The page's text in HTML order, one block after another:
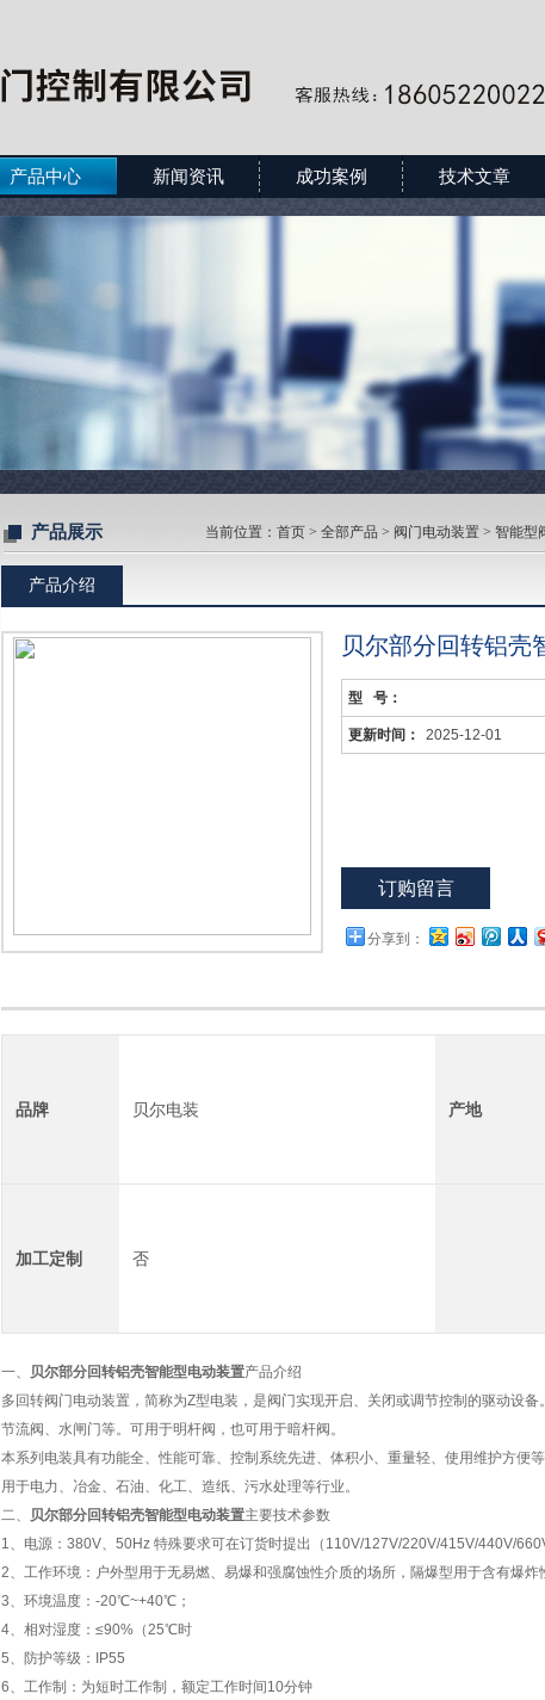
产品中心 新闻资讯 成功案例 技术文章
产品展示 当前位置： 首页 > 全部产品 > 阀门电动装置 > 智能型
产品介绍
贝尔部分回转铝壳
型 号：
更新时间： 2025-12-01
订购留言
分享到：
品牌 贝尔电装 产地
加工定制 否
一、 贝尔部分回转铝壳智能型电动装置产品介绍
多回转阀门电动装置，简称为Z型电装，是阀门实现开启、关闭或调节控制的驱动设备
节流阀、水闸门等。可用于明杆阀，也可用于暗杆阀。
本系列电装具有功能全、性能可靠、控制系统先进、体积小、重量轻、使用维护方便
用于电力、冶金、石油、化工、造纸、污水处理等行业。
二、
贝尔部分回转铝壳智能型电动装置主要技术参数
1、电源：380V、50Hz 特殊要求可在订货时提出（110V/127V/220V/415V/440V/
2、工作环境：户外型用于无易燃、易爆和强腐蚀性介质的场所，隔爆型用于含有爆炸
3、环境温度：-20℃~+40℃；
4、相对湿度：≤90%（25℃时
5、防护等级：IP55
6、工作制：为短时工作制，额定工作时间10分钟